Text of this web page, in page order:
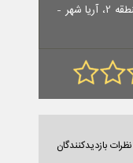
تهران ،منطقه 2، آریا شهر -
نظرات بازدیدکنندگان